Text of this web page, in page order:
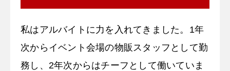
私はアルバイトに力を入れてきました。1年
次からイベント会場の物販スタッフとして勤
務し、2年次からはチーフとして働いていま